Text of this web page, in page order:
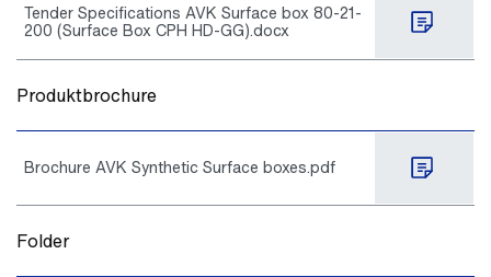
Tender Specifications AVK Surface box 80-21-
200 (Surface Box CPH HD-GG).docx
Produktbrochure
Brochure AVK Synthetic Surface boxes.pdf
Folder